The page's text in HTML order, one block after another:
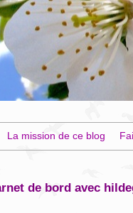
La mission de ce blog
de bord avec